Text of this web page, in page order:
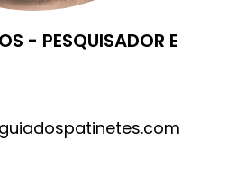
- PESQUISADOR E